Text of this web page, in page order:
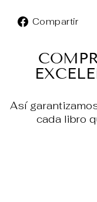
Compartir
Así
cada libro